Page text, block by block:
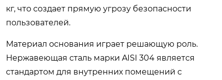
кг, что создает прямую угрозу безопасности
пользователей.
Материал основания играет решающую роль.
Нержавеющая сталь марки AISI 304 является
стандартом для внутренних помещений с